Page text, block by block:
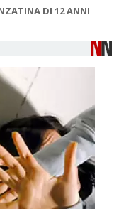
DI 12 ANNI